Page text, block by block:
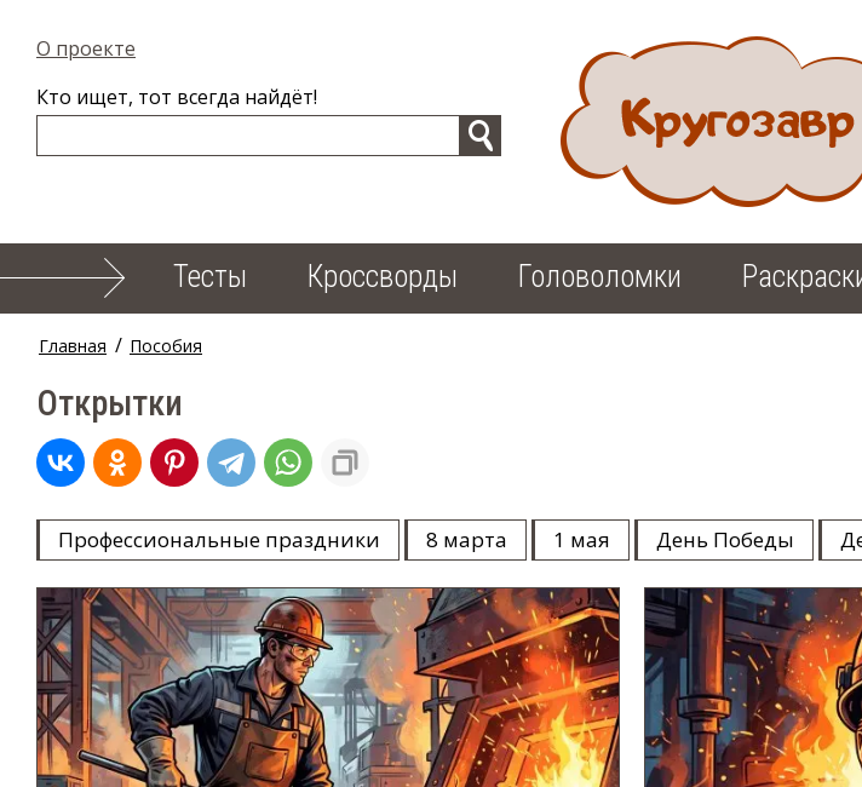
О проекте
Кто ищет, тот всегда найдёт!
Тесты Кроссворды Головоломки
Главная / Пособия
Открытки
Профессиональные праздники 8 марта 1 мая День Победы